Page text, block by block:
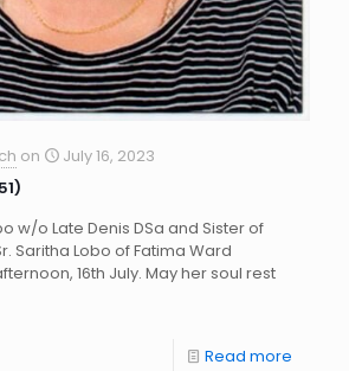
on
July 16, 2023
w/o Late Denis DSa and Sister of
Saritha Lobo of Fatima Ward
16th July. May her soul rest
Read more